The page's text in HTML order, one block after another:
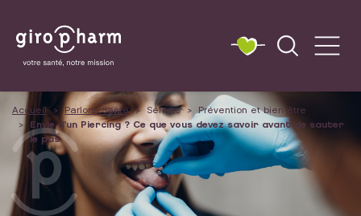
Accueil Parlons Santé Séniors
Prévention et bien-être
Envie d'un Piercing ? Ce que vous devez savoir avant de sauter
le pas